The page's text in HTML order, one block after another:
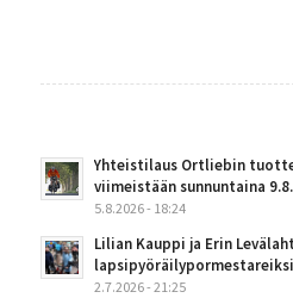
Yhteistilaus Ortliebin
viimeistään sunnuntaina 9.8.
5.8.2026 - 18:24
Lilian Kauppi ja Erin
2.7.2026 - 21:25